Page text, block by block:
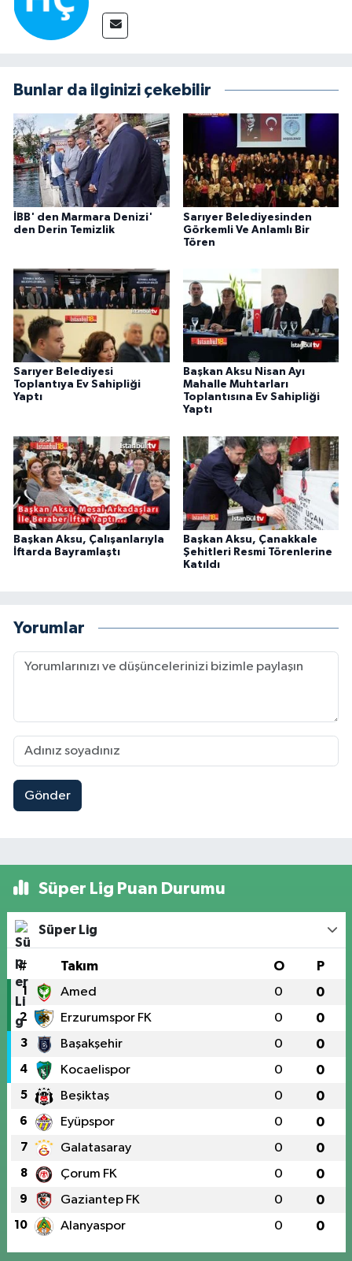
Bunlar da ilginizi çekebilir
İBB' den Marmara Denizi'
den Derin Temizlik
Sarıyer Belediyesinden
Görkemli Ve Anlamlı Bir
Tören
Sarıyer Belediyesi
Toplantıya Ev Sahipliği
Yaptı
Başkan Aksu Nisan Ayı
Mahalle Muhtarları
Toplantısına Ev Sahipliği
Yaptı
Başkan Aksu, Çalışanlarıyla
İftarda Bayramlaştı
Başkan Aksu, Çanakkale
Şehitleri Resmi Törenlerine
Katıldı
Yorumlar
Gönder
Süper Lig Puan Durumu
Süper Lig
# Takım O P
1 Amed 0 0
2 Erzurumspor FK 0 0
3 Başakşehir 0 0
4 Kocaelispor 0 0
5 Beşiktaş 0 0
6 Eyüpspor 0 0
7 Galatasaray 0 0
8 Çorum FK 0 0
9 Gaziantep FK 0 0
10 Alanyaspor 0 0